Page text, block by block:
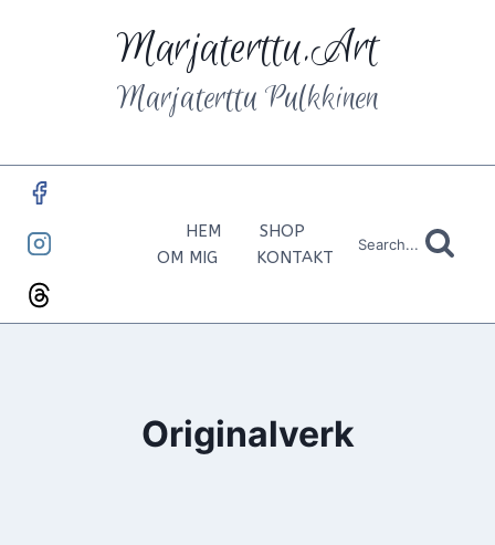
Marjaterttu.Art
Marjaterttu Pulkkinen
HEM
SHOP
OM MIG
KONTAKT
Search...
Originalverk